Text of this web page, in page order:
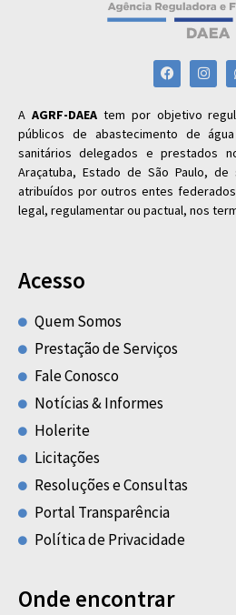
A AGRF-DAEAtem por objetivo
públicos de abastecimento de
sanitários delegados e prestados
Araçatuba, Estado de São Paulo,
atribuídos por outros entes
legal, regulamentar ou pactual, nos
Acesso
Quem Somos
Prestação de Serviços
Fale Conosco
Notícias & Informes
Holerite
Licitações
Resoluções e Consultas
Portal Transparência
Política de Privacidade
Onde encontrar